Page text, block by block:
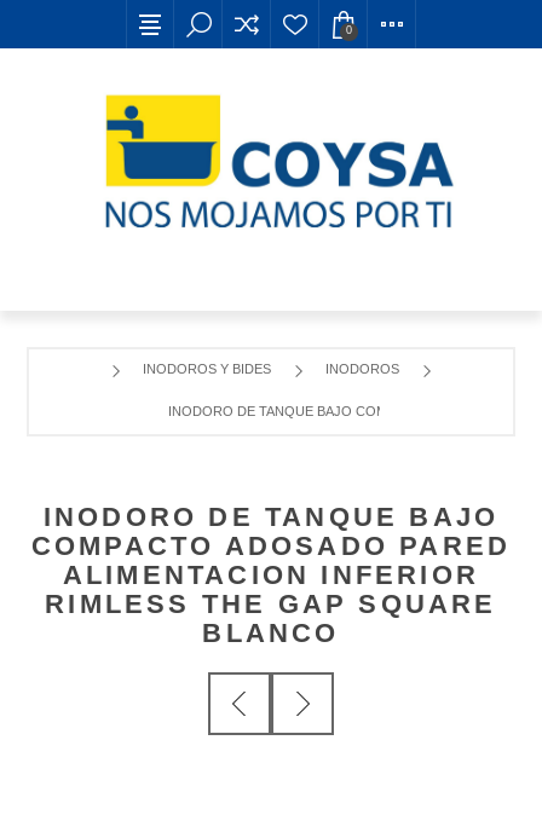
0
INODOROS Y BIDES INODOROS
INODORO DE TANQUE BAJO COMPACTO ADOSADO
INODORO DE TANQUE BAJO
COMPACTO ADOSADO PARED
ALIMENTACION INFERIOR
RIMLESS THE GAP SQUARE
BLANCO